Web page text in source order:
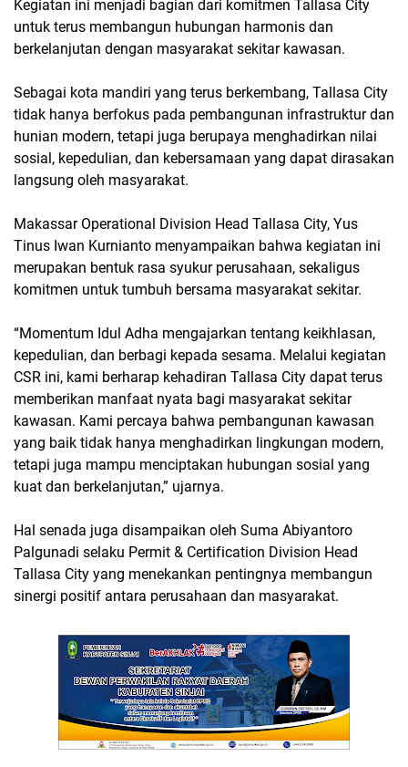
Kegiatan ini menjadi bagian dari komitmen Tallasa City
untuk terus membangun hubungan harmonis dan
berkelanjutan dengan masyarakat sekitar kawasan.
Sebagai kota mandiri yang terus berkembang, Tallasa City
tidak hanya berfokus pada pembangunan infrastruktur dan
hunian modern, tetapi juga berupaya menghadirkan nilai
sosial, kepedulian, dan kebersamaan yang dapat dirasakan
langsung oleh masyarakat.
Makassar Operational Division Head Tallasa City, Yus
Tinus Iwan Kurnianto menyampaikan bahwa kegiatan ini
merupakan bentuk rasa syukur perusahaan, sekaligus
komitmen untuk tumbuh bersama masyarakat sekitar.
“Momentum Idul Adha mengajarkan tentang keikhlasan,
kepedulian, dan berbagi kepada sesama. Melalui kegiatan
CSR ini, kami berharap kehadiran Tallasa City dapat terus
memberikan manfaat nyata bagi masyarakat sekitar
kawasan. Kami percaya bahwa pembangunan kawasan
yang baik tidak hanya menghadirkan lingkungan modern,
tetapi juga mampu menciptakan hubungan sosial yang
kuat dan berkelanjutan,” ujarnya.
Hal senada juga disampaikan oleh Suma Abiyantoro
Palgunadi selaku Permit & Certification Division Head
Tallasa City yang menekankan pentingnya membangun
sinergi positif antara perusahaan dan masyarakat.